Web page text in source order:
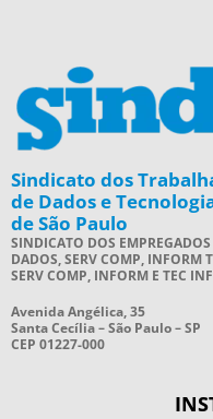
Sindicato dos
de Dados e
de São Paulo
SINDICATO DOS
DADOS, SERV COMP, INFORM
SERV COMP, INFORM E TEC
Avenida Angélica, 35
Santa Cecília – São Paulo – SP
CEP 01227-000